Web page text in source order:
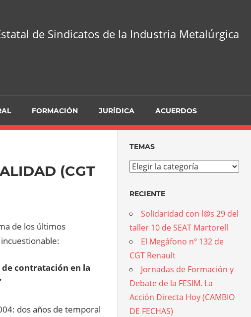
de Sindicatos de la Industria Metalúrgica
FORMACIÓN JURÍDICA ACUERDOS
(CGT
de los últimos
contratación en la
dos años de temporal
TEMAS
Temas
RECIENTE
Solidaridad con l@s 29 del
taller 10 de SEAT Martorell
El Megáfono nº 132 de
CGT Renault
Jornadas de Formación y
Debate de la FESIM. La
Acción Directa Hoy (CAMBIO
DE FECHAS)